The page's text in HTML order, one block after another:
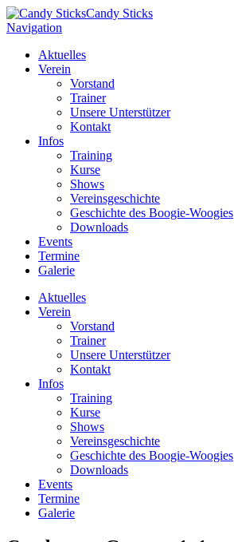
Candy Sticks
Navigation
Aktuelles
Verein
Vorstand
Trainer
Unsere Unterstützer
Kontakt
Infos
Training
Kurse
Shows
Vereinsgeschichte
Geschichte des Boogie-Woogies
Downloads
Events
Termine
Galerie
Aktuelles
Verein
Vorstand
Trainer
Unsere Unterstützer
Kontakt
Infos
Training
Kurse
Shows
Vereinsgeschichte
Geschichte des Boogie-Woogies
Downloads
Events
Termine
Galerie